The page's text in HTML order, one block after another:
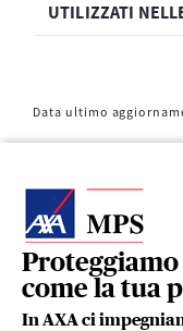
come la tua
In AXA ci
UTILIZZATI
Data ultimo
LINK UTILI